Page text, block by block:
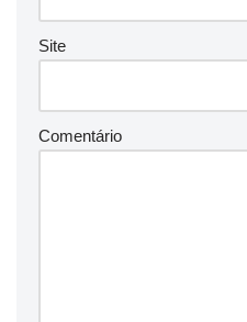
Site
Comentário